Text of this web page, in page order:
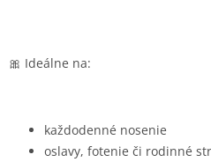
🎀 Ideálne na:
každodenné nosenie
oslavy, fotenie či rodinné